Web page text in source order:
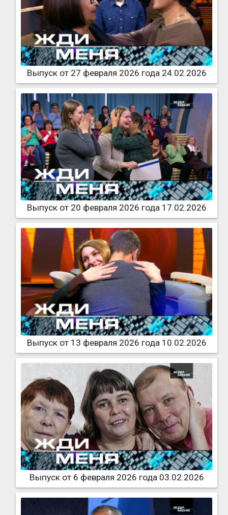
Выпуск от 27 февраля 2026 года 24.02.2026
Выпуск от 20 февраля 2026 года 17.02.2026
Выпуск от 13 февраля 2026 года 10.02.2026
Выпуск от 6 февраля 2026 года 03.02.2026